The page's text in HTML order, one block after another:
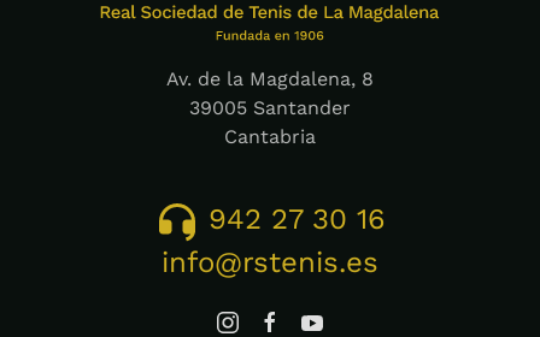
Av. de la Magdalena, 8
39005 Santander
Cantabria
942 27 30 16
info@rstenis.es